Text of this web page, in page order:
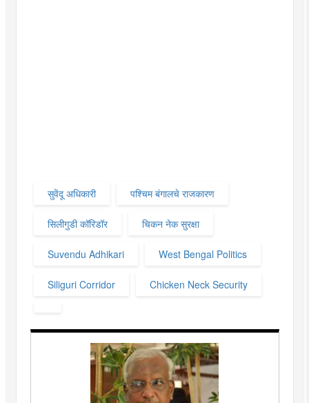
सुवेंदू अधिकारी पश्चिम बंगालचे राजकारण
सिलीगुडी कॉरिडॉर चिकन नेक सुरक्षा
Suvendu Adhikari West Bengal Politics
Siliguri Corridor Chicken Neck Security